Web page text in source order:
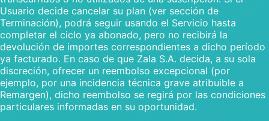
Usuario decide cancelar su plan (ver sección de
Terminación), podrá seguir usando el Servicio hasta
completar el ciclo ya abonado, pero no recibirá la
devolución de importes correspondientes a dicho período
ya facturado. En caso de que Zala S.A. decida, a su sola
discreción, ofrecer un reembolso excepcional (por
ejemplo, por una incidencia técnica grave atribuible a
Remargen), dicho reembolso se regirá por las condiciones
particulares informadas en su oportunidad.